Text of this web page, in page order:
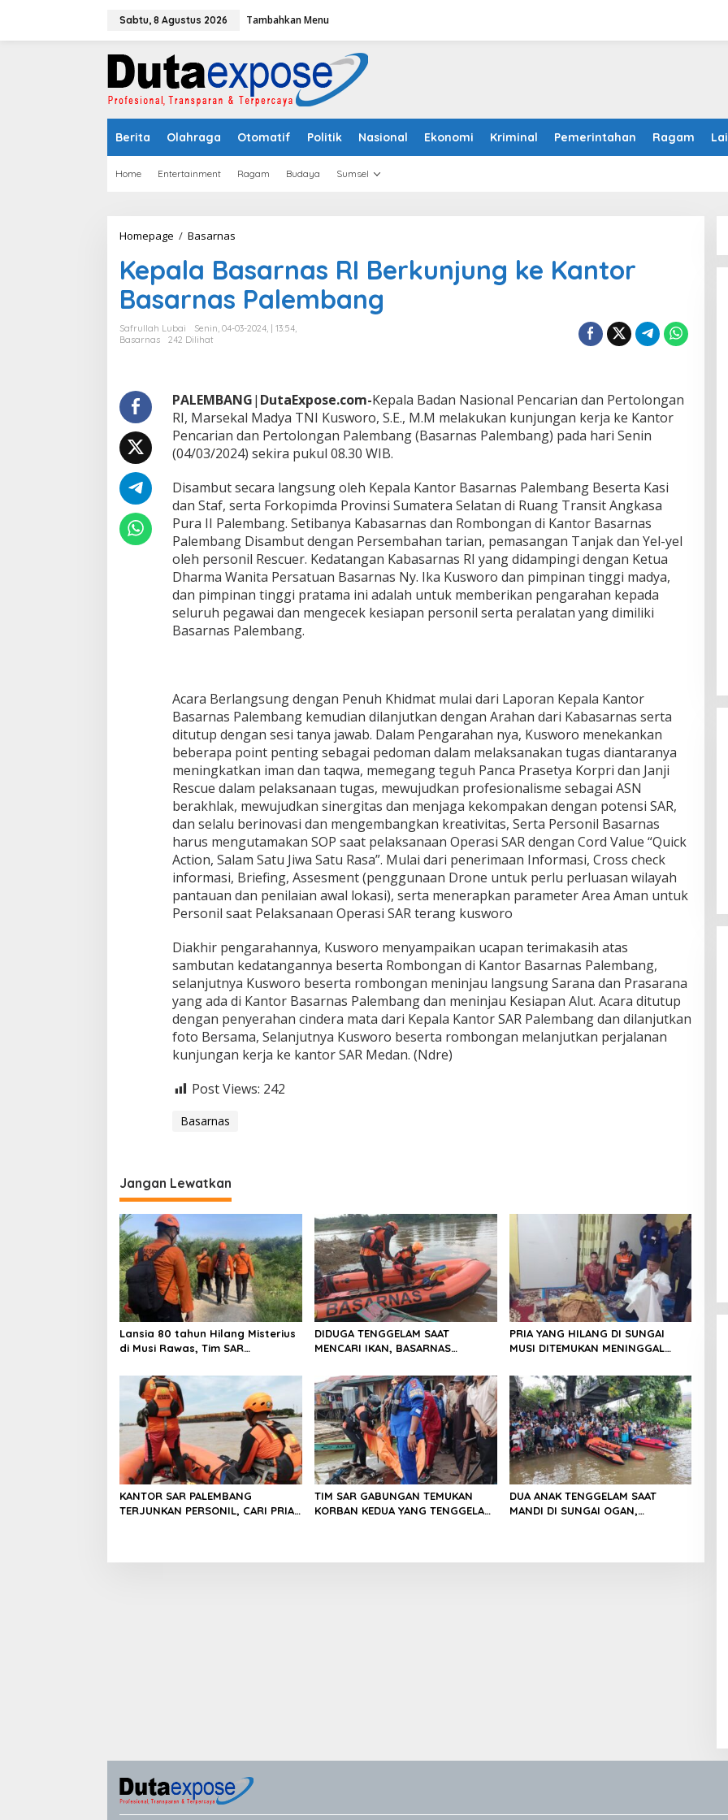
Sabtu, 8 Agustus 2026 Tambahkan Menu
Berita Olahraga Otomatif Politik Nasional Ekonomi Kriminal Pemerintahan Ragam
Home Entertainment Ragam Budaya Sumsel
Homepage / Basarnas
p
a
B
n
s
R
I
e
k
u
n
j
u
n
g
k
e
o
r
B
a
s
a
r
n
a
P
a
e
m
b
n
g
Kepala Basarnas RI Berkunjung ke Kantor
Basarnas Palembang
Safrullah Lubai
Senin, 04-03-2024, | 13:54,
Basarnas
242 Dilihat
PALEMBANG| DutaExpose.com-Kepala Badan Nasional Pencarian dan Pertolongan
RI, Marsekal Madya TNI Kusworo, S.E., M.M melakukan kunjungan kerja ke Kantor
Pencarian dan Pertolongan Palembang (Basarnas Palembang) pada hari Senin
(04/03/2024) sekira pukul 08.30 WIB.
Disambut secara langsung oleh Kepala Kantor Basarnas Palembang Beserta Kasi
dan Staf, serta Forkopimda Provinsi Sumatera Selatan di Ruang Transit Angkasa
Pura II Palembang. Setibanya Kabasarnas dan Rombongan di Kantor Basarnas
Palembang Disambut dengan Persembahan tarian, pemasangan Tanjak dan Yel-yel
oleh personil Rescuer. Kedatangan Kabasarnas RI yang didampingi dengan Ketua
Dharma Wanita Persatuan Basarnas Ny. Ika Kusworo dan pimpinan tinggi madya,
dan pimpinan tinggi pratama ini adalah untuk memberikan pengarahan kepada
seluruh pegawai dan mengecek kesiapan personil serta peralatan yang dimiliki
Basarnas Palembang.
Acara Berlangsung dengan Penuh Khidmat mulai dari Laporan Kepala Kantor
Basarnas Palembang kemudian dilanjutkan dengan Arahan dari Kabasarnas serta
ditutup dengan sesi tanya jawab. Dalam Pengarahan nya, Kusworo menekankan
beberapa point penting sebagai pedoman dalam melaksanakan tugas diantaranya
meningkatkan iman dan taqwa, memegang teguh Panca Prasetya Korpri dan Janji
Rescue dalam pelaksanaan tugas, mewujudkan profesionalisme sebagai ASN
berakhlak, mewujudkan sinergitas dan menjaga kekompakan dengan potensi SAR,
dan selalu berinovasi dan mengembangkan kreativitas, Serta Personil Basarnas
harus mengutamakan SOP saat pelaksanaan Operasi SAR dengan Cord Value “Quick
Action, Salam Satu Jiwa Satu Rasa”. Mulai dari penerimaan Informasi, Cross check
informasi, Briefing, Assesment (penggunaan Drone untuk perlu perluasan wilayah
pantauan dan penilaian awal lokasi), serta menerapkan parameter Area Aman untuk
Personil saat Pelaksanaan Operasi SAR terang kusworo
Diakhir pengarahannya, Kusworo menyampaikan ucapan terimakasih atas
sambutan kedatangannya beserta Rombongan di Kantor Basarnas Palembang,
selanjutnya Kusworo beserta rombongan meninjau langsung Sarana dan Prasarana
yang ada di Kantor Basarnas Palembang dan meninjau Kesiapan Alut. Acara ditutup
dengan penyerahan cindera mata dari Kepala Kantor SAR Palembang dan dilanjutkan
foto Bersama, Selanjutnya Kusworo beserta rombongan melanjutkan perjalanan
kunjungan kerja ke kantor SAR Medan. (Ndre)
Post Views: 242
Basarnas
Jangan Lewatkan
Lansia 80 tahun Hilang Misterius
di Musi Rawas, Tim SAR
DIDUGA TENGGELAM SAAT
MENCARI IKAN, BASARNAS
PRIA YANG HILANG DI SUNGAI
MUSI DITEMUKAN MENINGGAL
KANTOR SAR PALEMBANG
TERJUNKAN PERSONIL, CARI PRIA
TIM SAR GABUNGAN TEMUKAN
KORBAN KEDUA YANG TENGGELAM
DUA ANAK TENGGELAM SAAT
MANDI DI SUNGAI OGAN,
DPW PAN Sumsel Segera
Laksanakan Musyawarah Wilayah
2025
Di Politik | Sabtu, 15-03-2025, | 17:12,